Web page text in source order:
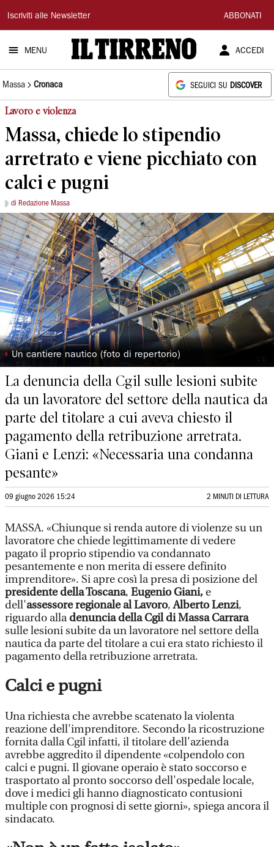
Il
Tirreno
Iscriviti alle Newsletter ABBONATI
MENU ACCEDI
Massa Cronaca SEGUICI SU DISCOVER
Lavoro e violenza
Massa, chiede lo stipendio
arretrato e viene picchiato con
calci e pugni
di Redazione Massa
◗ Un cantiere nautico (foto di repertorio)
La denuncia della Cgil sulle lesioni subite
da un lavoratore del settore della nautica da
parte del titolare a cui aveva chiesto il
pagamento della retribuzione arretrata.
Giani e Lenzi: «Necessaria una condanna
pesante»
09 giugno 2026 15:24 2 MINUTI DI LETTURA
MASSA. «Chiunque si renda autore di violenze su un
lavoratore che chiede legittimamente di vedere
pagato il proprio stipendio va condannato
pesantemente e non merita di essere definito
imprenditore». Si apre così la presa di posizione del
presidente della Toscana, Eugenio Giani, e
dell'assessore regionale al Lavoro,Alberto Lenzi,
riguardo alladenuncia della Cgil di Massa Carrara
sulle lesioni subite da un lavoratore nel settore della
nautica da parte del titolare a cui era stato richiesto il
pagamento della retribuzione arretrata.
Calci e pugni
Una richiesta che avrebbe scatenato la violenta
reazione dell'imprenditore. Secondo la ricostruzione
fornita dalla Cgil infatti, il titolare dell'azienda
avrebbe aggredito il dipendente «colpendolo con
calci e pugni. Il giovane operaio è stato soccorso e
trasportato al pronto soccorso dell'ospedale locale,
dove i medici gli hanno diagnosticato contusioni
multiple con prognosi di sette giorni», spiega ancora il
sindacato.